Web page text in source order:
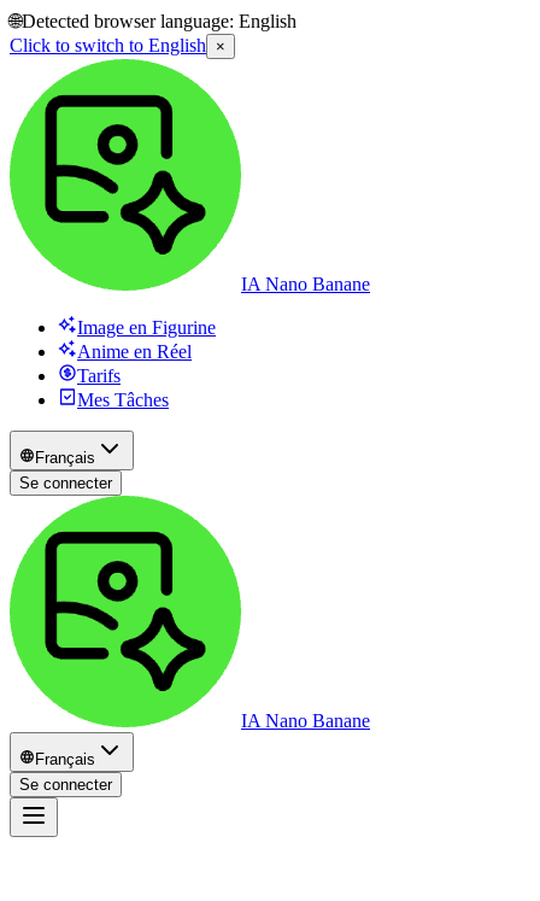
🌐Detected browser language: English
Click to switch to English ×
IA Nano Banane
Image en Figurine
Anime en Réel
Tarifs
Mes Tâches
Français
Se connecter
IA Nano Banane
Français
Se connecter